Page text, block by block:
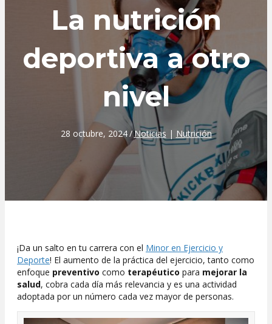
La nutrición
deportiva a otro
nivel
28 octubre, 2024/Noticias | Nutrición
¡Da un salto en tu carrera con el Minor en Ejercicio y
Deporte! El aumento de la práctica del ejercicio, tanto como
enfoque preventivo como terapéutico para mejorar la
salud, cobra cada día más relevancia y es una actividad
adoptada por un número cada vez mayor de personas.